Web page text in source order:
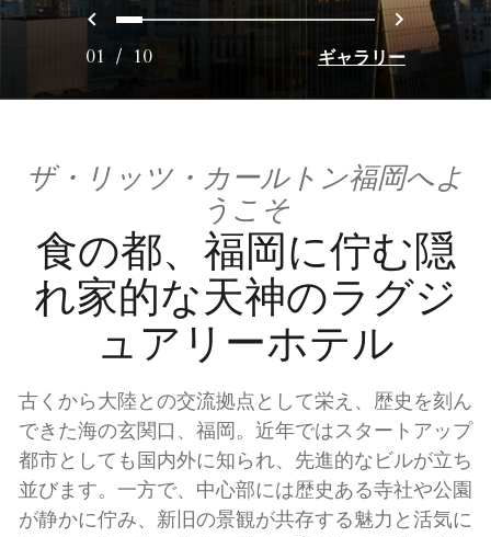
戻る
0 1 2 3 4 5 6 7 8 9 次へ
01 / 10 ギャラリー
ザ・リッツ・カールトン福岡へよ
うこそ
食の都、福岡に佇む隠
れ家的な天神のラグジ
ュアリーホテル
古くから大陸との交流拠点として栄え、歴史を刻ん
できた海の玄関口、福岡。近年ではスタートアップ
都市としても国内外に知られ、先進的なビルが立ち
並びます。一方で、中心部には歴史ある寺社や公園
が静かに佇み、新旧の景観が共存する魅力と活気に